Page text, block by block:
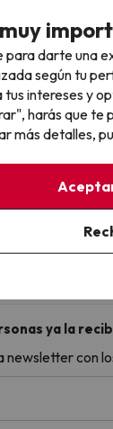
clientes
conducir.
nuestra web
Ver
ya la
con
para darte una
según tu
intereses y
harás que
más detalles,